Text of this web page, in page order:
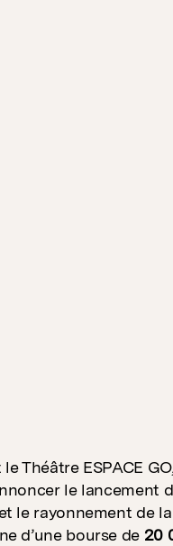
Théâtre ESPACE
le lancement
le rayonnement de
d’une bourse de 20